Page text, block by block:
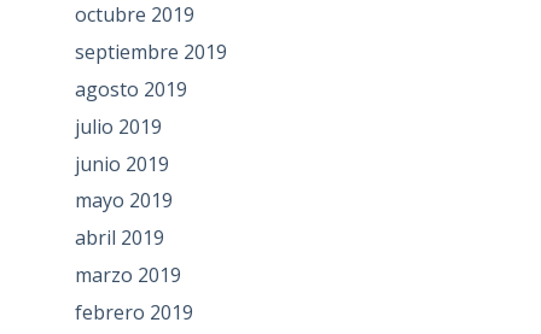
octubre 2019
septiembre 2019
agosto 2019
julio 2019
junio 2019
mayo 2019
abril 2019
marzo 2019
febrero 2019